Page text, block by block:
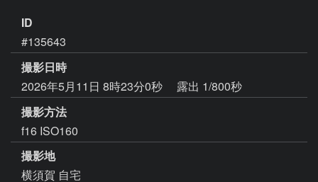
ID
#135643
撮影日時
2026年5月11日 8時23分0秒
露出 1/800秒
撮影方法
f16 ISO160
撮影地
横須賀 自宅